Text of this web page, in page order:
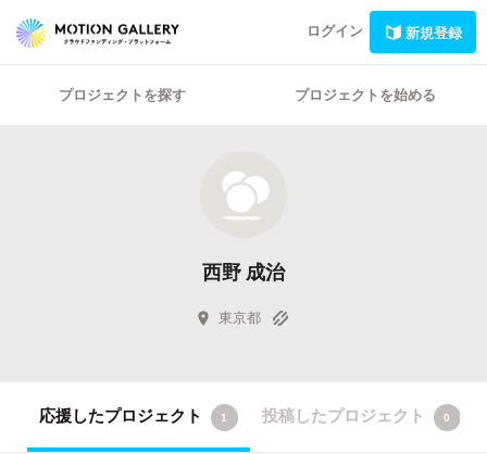
ログイン 新規登録
プロジェクトを探す プロジェクトを始める
西野 成治
東京都
応援したプロジェクト 1 投稿したプロジェクト 0